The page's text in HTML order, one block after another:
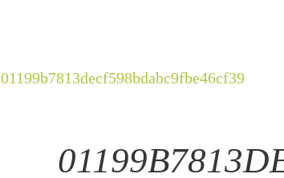
01199b7813decf598bdabc9fbe46cf39